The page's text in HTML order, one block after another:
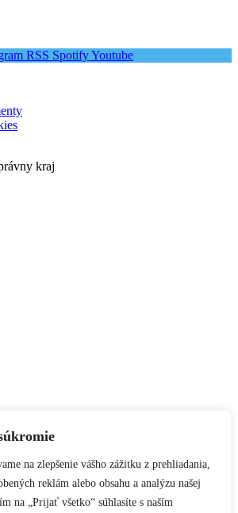
na zlepšenie vášho zážitku z prehliadania,
reklám alebo obsahu a analýzu našej
na „Prijať všetko“ súhlasíte s naším
RSS SpotifyYoutube
kraj